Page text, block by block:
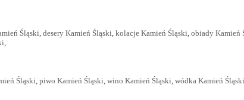
Śląski desery Kamień Śląski kolacje Kamień Śląski obiady Kamień
Śląski piwo Kamień Śląski wino Kamień Śląski wódka Kamień Śląski